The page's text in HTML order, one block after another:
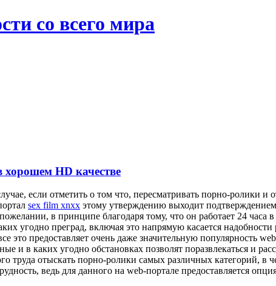
со всего мира
хорошем HD качестве
если отметить о том что, пересматривать порно-ролики
sex film xnxx этому утверждению выходит
в принципе благодаря тому, что он работает 24 часа
угодно преград, включая это напрямую касается
это предоставляет очень даже значительную популярность
и в каких угодно обстановках позволят поразвлекаться и
труда отыскать порно-ролики самых различных категорий,
ведь для данного на web-портале предоставляется